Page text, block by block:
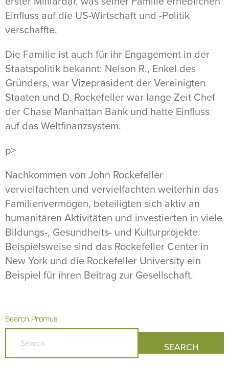
Einfluss auf die US-Wirtschaft und -Politik
verschaffte.
Die Familie ist auch für ihr Engagement in der
Staatspolitik bekannt: Nelson R., Enkel des
Gründers, war Vizepräsident der Vereinigten
Staaten und D. Rockefeller war lange Zeit Chef
der Chase Manhattan Bank und hatte Einfluss
auf das Weltfinanzsystem.
p>
Nachkommen von John Rockefeller
vervielfachten und vervielfachten weiterhin das
Familienvermögen, beteiligten sich aktiv an
humanitären Aktivitäten und investierten in viele
Bildungs-, Gesundheits- und Kulturprojekte.
Beispielsweise sind das Rockefeller Center in
New York und die Rockefeller University ein
Beispiel für ihren Beitrag zur Gesellschaft.
Search Promus